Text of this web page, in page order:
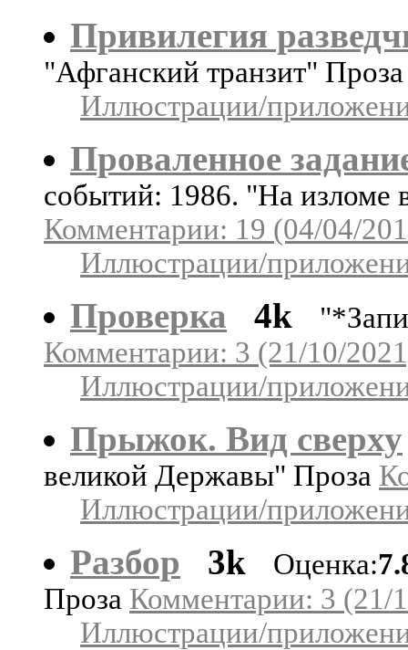
Привилегия
"Афганский транзит"
Иллюстрации/
Проваленное
событий: 1986. "На изломе
Комментарии: 19 (04/04/
Иллюстрации/
Проверка 4k
Комментарии: 3 (21/10/
Иллюстрации/
Прыжок. Вид сверху
великой Державы" Проза
Иллюстрации/
Разбор 3k Оценка:
Проза Комментарии: 3 (21/
Иллюстрации/